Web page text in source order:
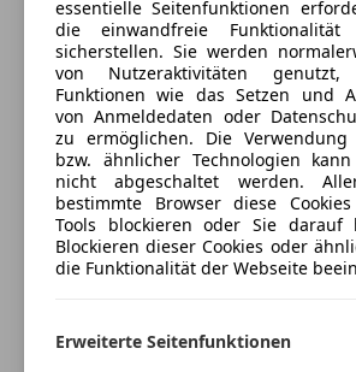
Kfz-Versicherung
Versicherungsschutz an Ihre
anpassen
Freischaden-Gutschein ab Stufe
Auto einfach online versichern
Jetzt berechnen
essentielle Seitenfunktionen
die einwandfreie Funktionalität
sicherstellen. Sie werden
von Nutzeraktivitäten
Funktionen wie das Setzen und
von Anmeldedaten oder
zu ermöglichen. Die Verwendung
bzw. ähnlicher Technologien
nicht abgeschaltet werden.
bestimmte Browser diese
Tools blockieren oder Sie darauf
Blockieren dieser Cookies oder
die Funktionalität der Webseite
Erweiterte Seitenfunktionen